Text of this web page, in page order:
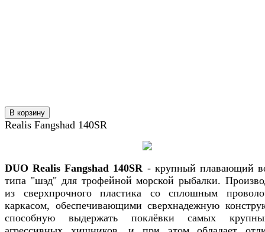
В корзину
Realis Fangshad 140SR
DUO Realis Fangshad 140SR - крупный плавающий
типа "шэд" для трофейной морской рыбалки.
из сверхпрочного пластика со сплошным
каркасом, обеспечивающими сверхнадежную
способную выдержать поклёвки самых